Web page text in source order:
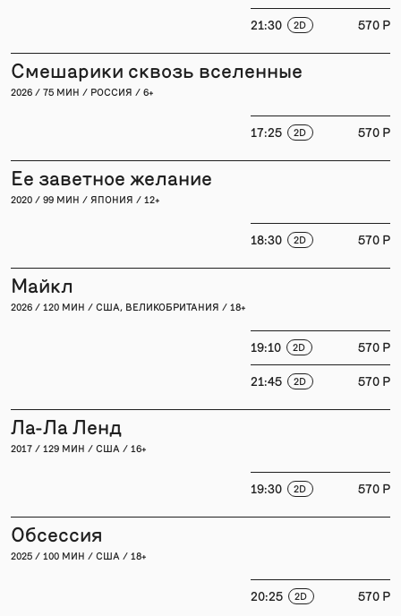
21:30 2D 570 P
Смешарики сквозь вселенные
2026 / 75 МИН / РОССИЯ / 6+
17:25 2D 570 P
Ее заветное желание
2020 / 99 МИН / ЯПОНИЯ / 12+
18:30 2D 570 P
Майкл
2026 / 120 МИН / США, ВЕЛИКОБРИТАНИЯ / 18+
19:10 2D 570 P
21:45 2D 570 P
Ла-Ла Ленд
2017 / 129 МИН / США / 16+
19:30 2D 570 P
Обсессия
2025 / 100 МИН / США / 18+
20:25 2D 570 P